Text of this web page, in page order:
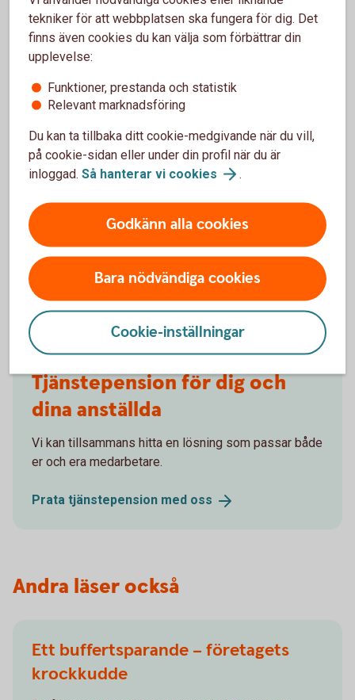
din egen ekonomi på längre sikt.
och pension
Vi erbjuder råd och lösningar som kan stärka både
dig och ditt företag – oavsett om det gäller
sparande, pension eller försäkringar.
Kontakta oss på 0771-33 44 33 eller prata med
rådgivare
Tjänstepension för dig och
dina anställda
Vi kan tillsammans hitta en lösning som passar både
er och era medarbetare.
Prata tjänstepension med oss
Andra läser också
Ett buffertsparande – företagets
krockkudde
tekniker för att webbplatsen ska fungera för dig. Det
finns även cookies du kan välja som förbättrar din
upplevelse:
Funktioner, prestanda och statistik
Relevant marknadsföring
Du kan ta tillbaka ditt cookie-medgivande när du vill,
på cookie-sidan eller under din profil när du är
inloggad. Så hanterar vi cookies .
Godkänn alla cookies
Bara nödvändiga cookies
Cookie-inställningar